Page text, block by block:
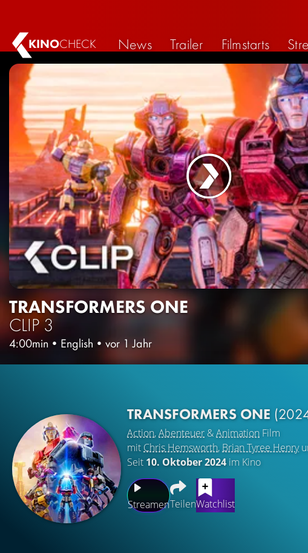
KINOCHECK News Trailer Filmstarts
TRANSFORMERS ONE
CLIP 3
4:00min • English • vor 1 Jahr
TRANSFORMERS ONE
Action,Abenteuer &Animation Film
mit Chris Hemsworth, Brian Tyree Henry
Seit 10. Oktober 2024im Kino
StreamenTeilenWatchlist